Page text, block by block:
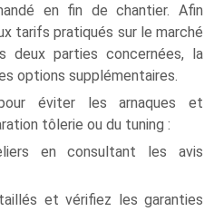
en fin de chantier. Afin
tarifs pratiqués sur le marché
parties concernées, la
options supplémentaires.
éviter les arnaques et
tôlerie ou du tuning :
en consultant les avis
et vérifiez les garanties